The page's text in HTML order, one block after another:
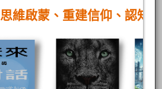
思維啟蒙、重建信仰、認知